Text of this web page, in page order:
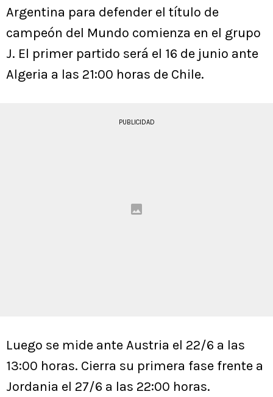
Argentina para defender el título de
campeón del Mundo comienza en el grupo
J. El primer partido será el 16 de junio ante
Algeria a las 21:00 horas de Chile.
PUBLICIDAD
Luego se mide ante Austria el 22/6 a las
13:00 horas. Cierra su primera fase frente a
Jordania el 27/6 a las 22:00 horas.